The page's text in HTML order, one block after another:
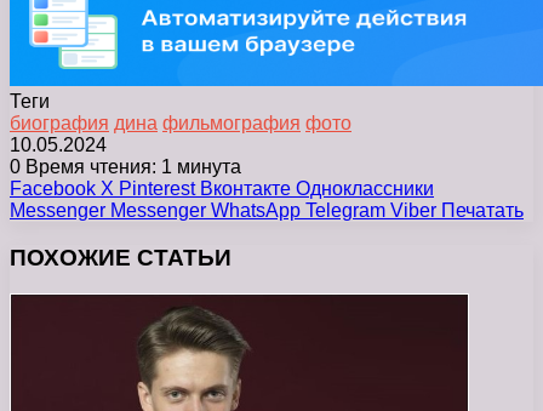
Теги
биография дина фильмография фото
10.05.2024
0 Время чтения: 1 минута
Facebook X Pinterest Вконтакте Одноклассники
Messenger Messenger WhatsApp Telegram Viber Печатать
ПОХОЖИЕ СТАТЬИ